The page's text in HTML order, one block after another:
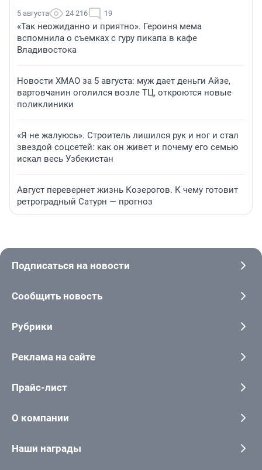
5 августа 24 216 19
«Так неожиданно и приятно». Героиня мема
вспомнила о съемках с гуру пикапа в кафе
Владивостока
Новости ХМАО за 5 августа: муж дает деньги Айзе,
вартовчанин оголился возле ТЦ, откроются новые
поликлиники
«Я не жалуюсь». Строитель лишился рук и ног и стал
звездой соцсетей: как он живет и почему его семью
искал весь Узбекистан
Август перевернет жизнь Козерогов. К чему готовит
ретроградный Сатурн — прогноз
Подписаться на новости
Сообщить новость
Рубрики
Реклама на сайте
Прайс-лист
О компании
Наши награды